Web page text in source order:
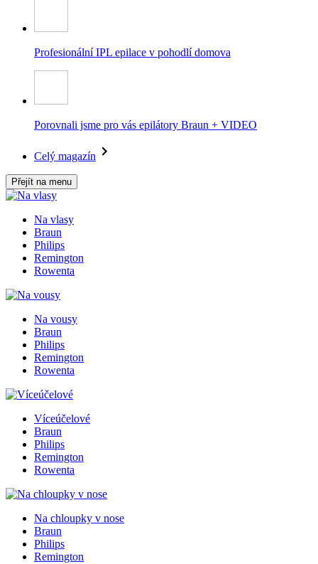
Profesionální IPL epilace v pohodlí domova
Porovnali jsme pro vás epilátory Braun + VIDEO
Celý magazín
Přejít na menu
Na vlasy
Braun
Philips
Remington
Rowenta
Na vousy
Braun
Philips
Remington
Rowenta
Víceúčelové
Braun
Philips
Remington
Rowenta
Na chloupky v nose
Braun
Philips
Remington